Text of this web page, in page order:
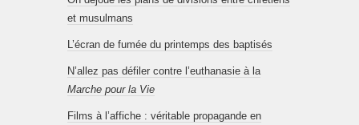
et musulmans
L’écran de fumée du printemps des baptisés
N’allez pas défiler contre l’euthanasie à la
Marche pour la Vie
Films à l’affiche : véritable propagande en